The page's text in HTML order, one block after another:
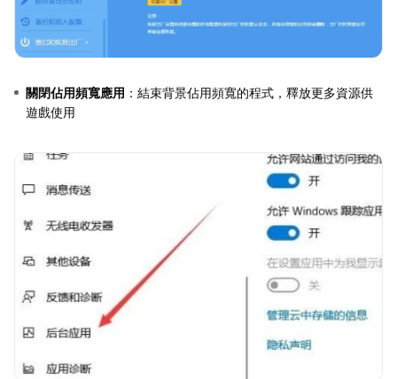
關閉佔用頻寬應用 ：結束背景佔用頻寬的程式，釋放更多資源供
遊戲使用